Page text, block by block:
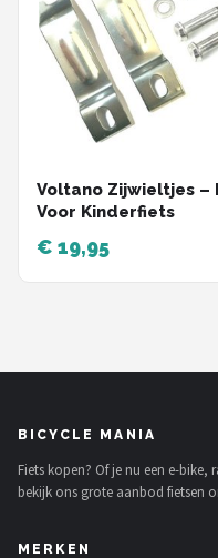
Voltano Zijwieltjes –
Voor Kinderfiets
€ 19,95
BICYCLE MANIA
Fiets kopen? Of je nu een e-
bekijk ons grote aanbod fietsen
MERKEN